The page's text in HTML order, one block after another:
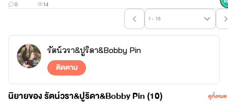
14
0
1 - 13
รัตน์วรา&ปูริดา&Bobby Pin
ติดตาม
นิยายของ รัตน์วรา&ปูริดา&Bobby Pin (10) ดูทั้งหมด